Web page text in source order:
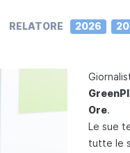
RELATORE 2026
Ore.
Le sue
tutte le